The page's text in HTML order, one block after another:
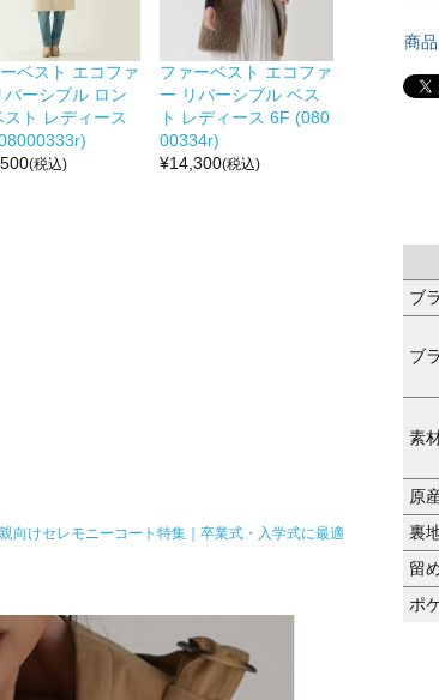
ベスト エコファ
バーシブル ロン
スト レディース
(税込)
ファーベスト エコファ
ー リバーシブル ベス
ト レディース 6F (080
00334r)
¥14,300(税込)
向けセレモニーコート特集｜卒業式・入学式に最適
商
ブ
ブ
素
原
裏
留
ポ